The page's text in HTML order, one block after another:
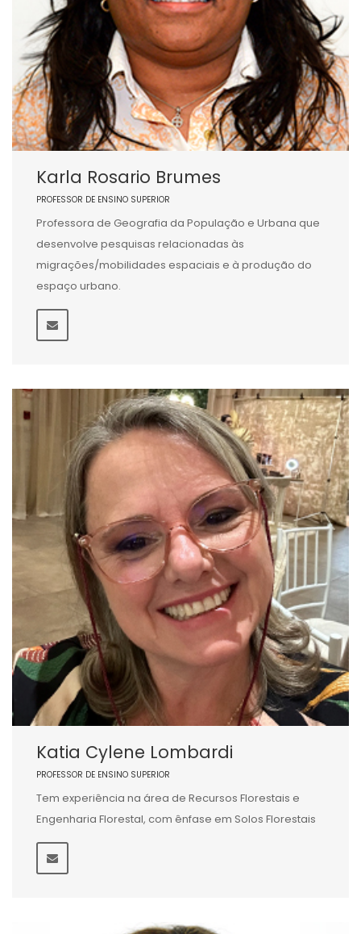
Karla Rosario Brumes
PROFESSOR DE ENSINO SUPERIOR
Professora de Geografia da População e Urbana que
desenvolve pesquisas relacionadas às
migrações/mobilidades espaciais e à produção do
espaço urbano.
Katia Cylene Lombardi
PROFESSOR DE ENSINO SUPERIOR
Tem experiência na área de Recursos Florestais e
Engenharia Florestal, com ênfase em Solos Florestais